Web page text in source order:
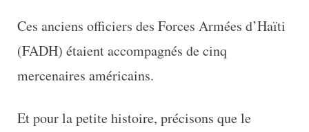
Ces anciens officiers des Forces Armées d’Haïti
(FADH) étaient accompagnés de cinq
mercenaires américains.
Et pour la petite histoire, précisons que le